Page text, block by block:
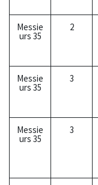
Messie
urs 35
2
Messie
urs 35
3
Messie
urs 35
3